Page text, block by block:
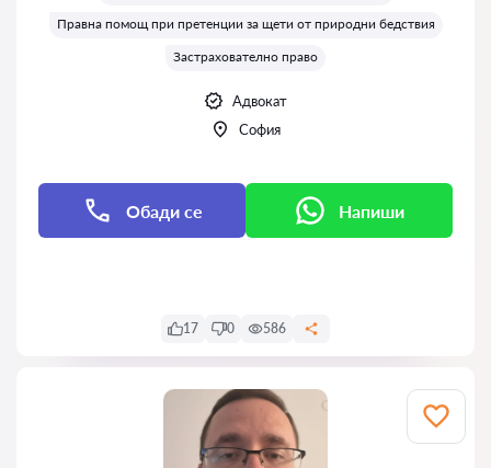
Правна помощ при претенции за щети от природни бедствия
Застрахователно право
Адвокат
София
Обади се Напиши
17 0 586